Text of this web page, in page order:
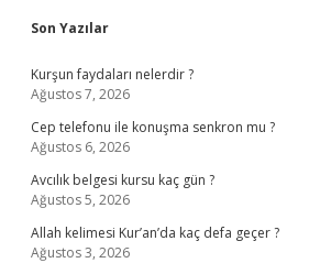
Sidebar
Son Yazılar
Kurşun faydaları nelerdir ?
Ağustos 7, 2026
Cep telefonu ile konuşma senkron mu ?
Ağustos 6, 2026
Avcılık belgesi kursu kaç gün ?
Ağustos 5, 2026
Allah kelimesi Kur’an’da kaç defa geçer ?
Ağustos 3, 2026